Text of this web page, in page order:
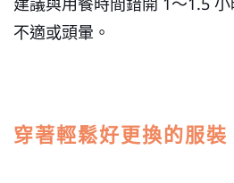
不適或頭暈。
穿著輕鬆好更換的服裝